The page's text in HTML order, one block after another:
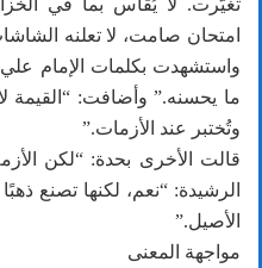
تغيّرت. لا يُقاس بما في
امتحان صامت، لا تعلنه
واستشهدت بكلمات الإمام
ما يحسنه.” وأضافت: “القيمة
وتُختبر عند الأزمات.”
قالت الأخرى بحدة: “لكن
الرشيدة: “نعم، لكنها تصنع
الأصيل.”
مواجهة المعنى